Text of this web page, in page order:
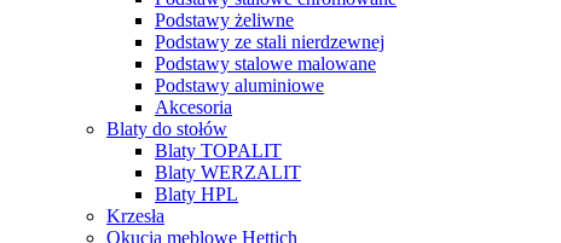
Podstawy żeliwne
Podstawy ze stali nierdzewnej
Podstawy stalowe malowane
Podstawy aluminiowe
Akcesoria
Blaty do stołów
Blaty TOPALIT
Blaty WERZALIT
Blaty HPL
Krzesła
Okucia meblowe Hettich